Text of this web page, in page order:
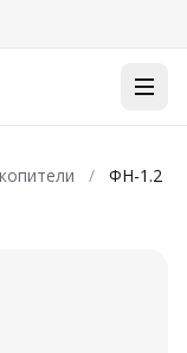
/
ФН-1.2